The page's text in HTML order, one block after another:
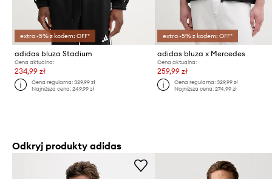
extra -5% z kodem: OFF*
adidas bluza Stadium
Cena aktualna:
234,99 zł
Cena regularna:329,99 zł
Najniższa cena:249,99 zł
extra -5% z kodem: OFF*
adidas bluza x Mercedes
Cena aktualna:
259,99 zł
Cena regularna: 329,99 zł
Najniższa cena: 274,99 zł
Odkryj produkty adidas